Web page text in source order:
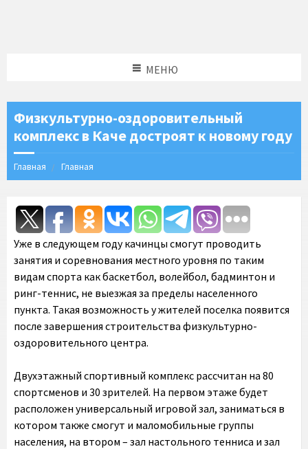
МЕНЮ
Физкультурно-оздоровительный
комплекс в Каче достроят к новому году
Главная Главная
Уже в следующем году качинцы смогут проводить
занятия и соревнования местного уровня по таким
видам спорта как баскетбол, волейбол, бадминтон и
ринг-теннис, не выезжая за пределы населенного
пункта. Такая возможность у жителей поселка появится
после завершения строительства физкультурно-
оздоровительного центра.
Двухэтажный спортивный комплекс рассчитан на 80
спортсменов и 30 зрителей. На первом этаже будет
расположен универсальный игровой зал, заниматься в
котором также смогут и маломобильные группы
населения, на втором – зал настольного тенниса и зал